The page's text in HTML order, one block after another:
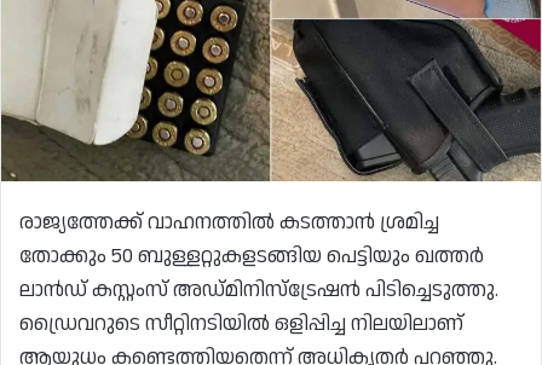
രാജ്യത്തേക്ക് വാഹനത്തിൽ കടത്താൻ ശ്രമിച്ച
തോക്കും 50 ബുള്ളറ്റുകളടങ്ങിയ പെട്ടിയും ഖത്തർ
ലാൻഡ് കസ്റ്റംസ് അഡ്മിനിസ്ട്രേഷൻ പിടിച്ചെടുത്തു.
ഡ്രൈവറുടെ സീറ്റിനടിയിൽ ഒളിപ്പിച്ച നിലയിലാണ്
ആയുധം കണ്ടെത്തിയതെന്ന് അധികൃതർ പറഞ്ഞു.